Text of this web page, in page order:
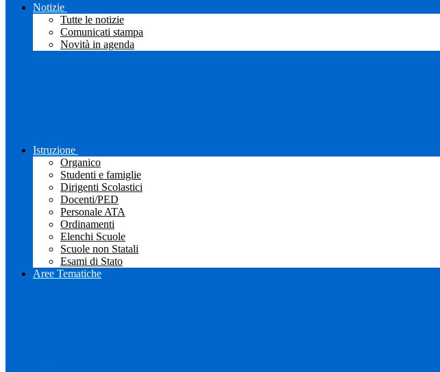
Notizie
Tutte le notizie
Comunicati stampa
Novità in agenda
Istruzione
Organico
Studenti e famiglie
Dirigenti Scolastici
Docenti/PED
Personale ATA
Ordinamenti
Elenchi Scuole
Scuole non Statali
Esami di Stato
Aree Tematiche